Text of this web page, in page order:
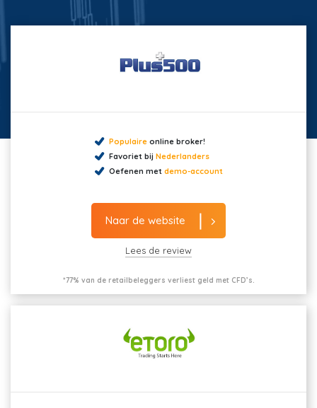
Populaireonline broker!
Favoriet bij Nederlanders
Oefenen met demo-account
Naar de website
Lees de review
*77% van de retailbeleggers verliest geld met CFD’s.